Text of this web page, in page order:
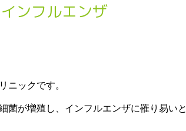
インフルエンザ
ニックです。
菌が増殖し、インフルエンザに罹り易い